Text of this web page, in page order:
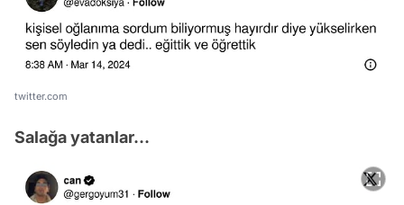
twitter.com
Salağa yatanlar...